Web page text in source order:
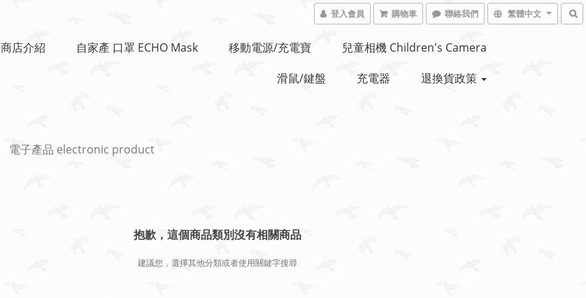
登入會員 購物車 聯絡我們 繁體中文
商店介紹 自家產 口罩 ECHO Mask 移動電源/充電寶
兒童相機 Children's Camera
滑鼠/鍵盤
充電器 退換貨政策
電子產品 electronic product
抱歉，這個商品類別沒有相關商品
建議您，選擇其他分類或者使用關鍵字搜尋